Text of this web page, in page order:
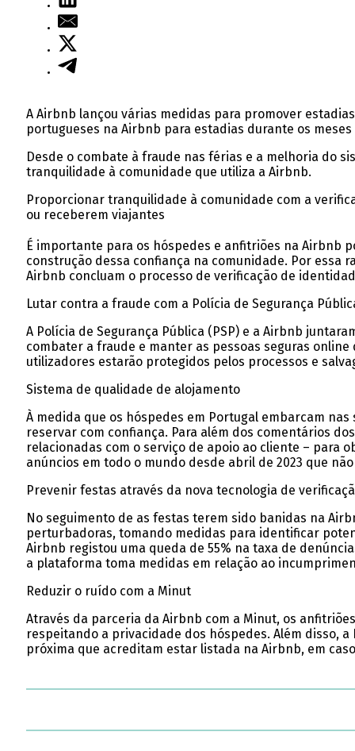
A Airbnb lançou várias medidas para promover
portugueses na Airbnb para estadias durante os
Desde o combate à fraude nas férias e a melhoria do
tranquilidade à comunidade que utiliza a Airbnb.
Proporcionar tranquilidade à comunidade com a
ou receberem viajantes
É importante para os hóspedes e anfitriões na Airbnb
construção dessa confiança na comunidade. Por essa
Airbnb concluam o processo de verificação de
Lutar contra a fraude com a Polícia de Segurança
A Polícia de Segurança Pública (PSP) e a Airbnb
combater a fraude e manter as pessoas seguras
utilizadores estarão protegidos pelos processos e
Sistema de qualidade de alojamento
À medida que os hóspedes em Portugal embarcam
reservar com confiança. Para além dos comentários
relacionadas com o serviço de apoio ao cliente – para
anúncios em todo o mundo desde abril de 2023 que
Prevenir festas através da nova tecnologia de
No seguimento de as festas terem sido banidas na
perturbadoras, tomando medidas para identificar
Airbnb registou uma queda de 55% na taxa de
a plataforma toma medidas em relação ao
Reduzir o ruído com a Minut
Através da parceria da Airbnb com a Minut, os
respeitando a privacidade dos hóspedes. Além disso,
próxima que acreditam estar listada na Airbnb, em